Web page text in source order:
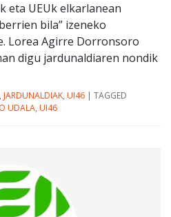
eta UEUk elkarlanean
bila” izeneko
Lorea Agirre Dorronsoro
digu jardunaldiaren nondik
, JARDUNALDIAK, UI46 | TAGGED
UDALA, UI46